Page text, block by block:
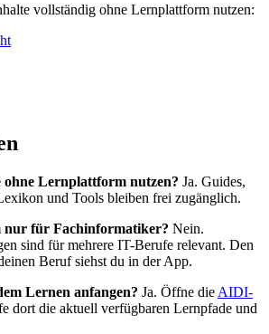
vollständig ohne Lernplattform nutzen:
ohne Lernplattform nutzen? Ja. Guides,
und Tools bleiben frei zugänglich.
für Fachinformatiker? Nein.
sind für mehrere IT-Berufe relevant. Den
Beruf siehst du in der App.
Lernen anfangen? Ja. Öffne die AIDI-
dort die aktuell verfügbaren Lernpfade und